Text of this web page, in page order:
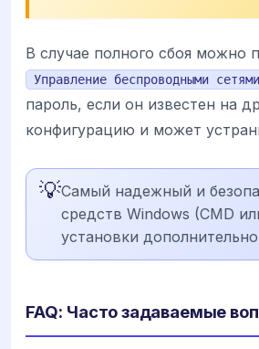
В случае полного сбоя можно
Управление беспроводными сетями
пароль, если он известен на
конфигурацию и может
💡Самый надежный и
средств Windows (CMD
установки
FAQ: Часто задаваемые